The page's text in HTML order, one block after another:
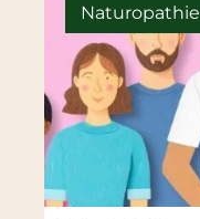
Naturopathie